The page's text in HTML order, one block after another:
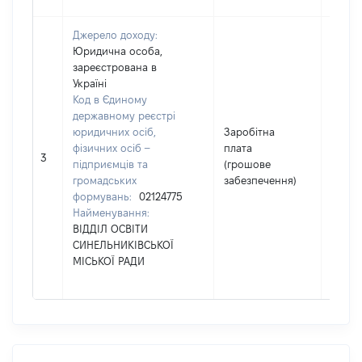
3
Джерело доходу:
Юридична особа,
зареєстрована в
Україні
Код в Єдиному
державному реєстрі
юридичних осіб,
фізичних осіб –
підприємців та
громадських
формувань:
02124775
Найменування:
ВІДДІЛ ОСВІТИ
СИНЕЛЬНИКІВСЬКОЇ
МІСЬКОЇ РАДИ
Заробітна
плата
(грошове
забезпечення)